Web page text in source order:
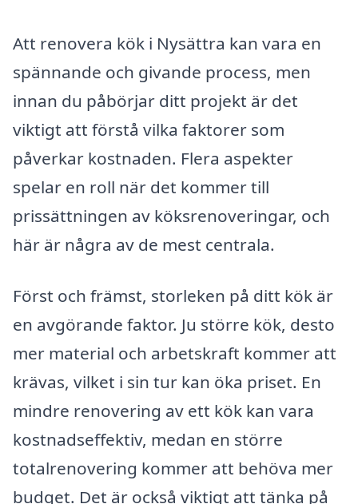
Att renovera kök i Nysättra kan vara en
spännande och givande process, men
innan du påbörjar ditt projekt är det
viktigt att förstå vilka faktorer som
påverkar kostnaden. Flera aspekter
spelar en roll när det kommer till
prissättningen av köksrenoveringar, och
här är några av de mest centrala.
Först och främst, storleken på ditt kök är
en avgörande faktor. Ju större kök, desto
mer material och arbetskraft kommer att
krävas, vilket i sin tur kan öka priset. En
mindre renovering av ett kök kan vara
kostnadseffektiv, medan en större
totalrenovering kommer att behöva mer
budget. Det är också viktigt att tänka på